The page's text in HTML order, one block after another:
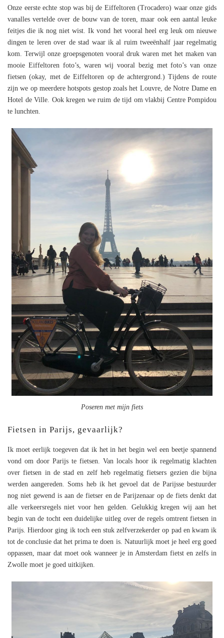
Onze eerste echte stop was bij de Eiffeltoren (Trocadero) waar onze gids
vanalles vertelde over de bouw van de toren, maar ook een aantal leuke
feitjes die ik nog niet wist. Ik vond het vooral heel erg leuk om nieuwe
dingen te leren over de stad waar ik al ruim tweeënhalf jaar regelmatig
kom. Terwijl onze groepsgenoten vooral druk waren met het maken van
mooie Eiffeltoren foto’s, waren wij vooral bezig met foto’s van onze
fietsen (okay, met de Eiffeltoren op de achtergrond.) Tijdens de route
zijn we op meerdere hotspots gestop zoals het Louvre, de Notre Dame en
Hotel de Ville. Ook kregen we ruim de tijd om vlakbij Centre Pompidou
te lunchten.
Poseren met mijn fiets
Fietsen in Parijs, gevaarlijk?
Ik moet eerlijk toegeven dat ik het in het begin wel een beetje spannend
vond om door Parijs te fietsen. Van locals hoor ik regelmatig klachten
over fietsen in de stad en zelf heb regelmatig fietsers gezien die bijna
werden aangereden. Soms heb ik het gevoel dat de Parijsse bestuurder
nog niet gewend is aan de fietser en de Parijzenaar op de fiets denkt dat
alle verkeersregels niet voor hen gelden. Gelukkig kregen wij aan het
begin van de tocht een duidelijke uitleg over de regels omtrent fietsen in
Parijs. Hierdoor ging ik toch een stuk zelfverzekerder op pad en kwam ik
tot de conclusie dat het prima te doen is. Natuurlijk moet je heel erg goed
oppassen, maar dat moet ook wanneer je in Amsterdam fietst en zelfs in
Zwolle moet je goed uitkijken.